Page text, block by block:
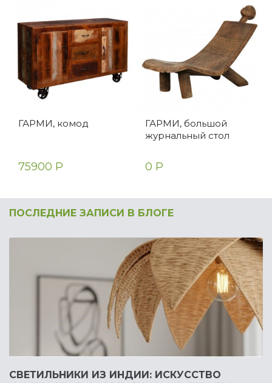
ГАРМИ, комод
75900 Р
ГАРМИ, большой
журнальный стол
0 Р
ПОСЛЕДНИЕ ЗАПИСИ В БЛОГЕ
СВЕТИЛЬНИКИ ИЗ ИНДИИ: ИСКУССТВО